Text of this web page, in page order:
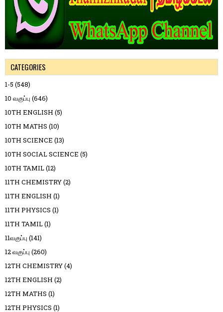
CATEGORIES
1-5 (548)
10 வகுப்பு (646)
10TH ENGLISH (5)
10TH MATHS (10)
10TH SCIENCE (13)
10TH SOCIAL SCIENCE (5)
10TH TAMIL(12)
11TH CHEMISTRY(2)
11TH ENGLISH (1)
11TH PHYSICS (1)
11TH TAMIL(1)
11வகுப்பு (141)
12 வகுப்பு (260)
12TH CHEMISTRY(4)
12TH ENGLISH (2)
12TH MATHS (1)
12TH PHYSICS (1)